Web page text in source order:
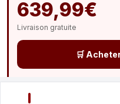
639,99€
Livraison gratuite
🛒